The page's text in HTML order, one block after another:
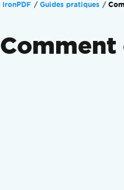
IronPDF Guides pratiques
Comment